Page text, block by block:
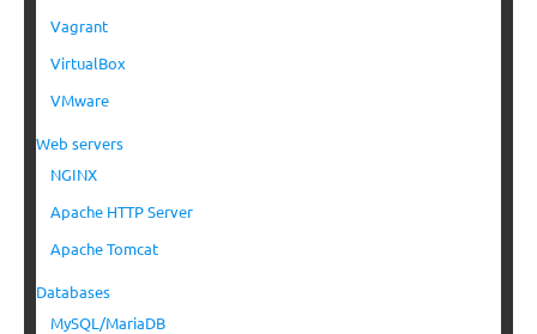
Vagrant
VirtualBox
VMware
Web servers
NGINX
Apache HTTP Server
Apache Tomcat
Databases
MySQL/MariaDB